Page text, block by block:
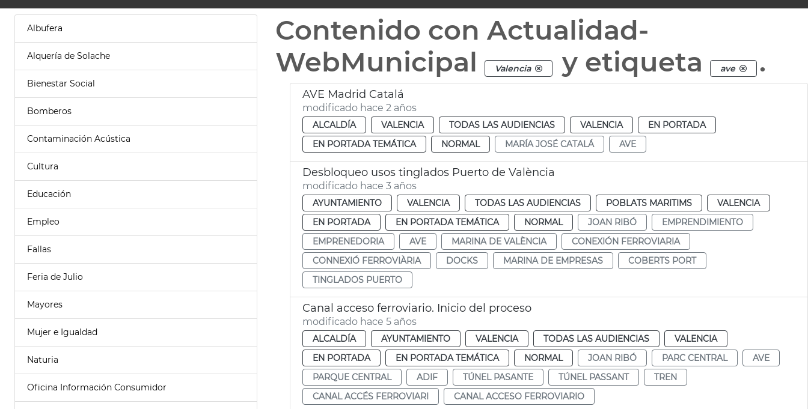
Albufera
Alquería de Solache
Bienestar Social
Bomberos
Contaminación Acústica
Cultura
Educación
Empleo
Fallas
Feria de Julio
Mayores
Mujer e Igualdad
Naturia
Oficina Información Consumidor
Contenido con Actualidad-
WebMunicipal
Valencia y etiqueta ave .
AVE Madrid Catalá
modificado hace 2 años
ALCALDÍA VALENCIA TODAS LAS AUDIENCIAS VALENCIA
EN PORTADA
EN PORTADA TEMÁTICA
NORMAL MARÍA JOSÉ CATALÁ AVE
Desbloqueo usos tinglados Puerto de València
modificado hace 3 años
AYUNTAMIENTO VALENCIA TODAS LAS AUDIENCIAS POBLATS MARITIMS
VALENCIA
EN PORTADA
EN PORTADA TEMÁTICA NORMAL JOAN RIBÓ
EMPRENDIMIENTO
EMPRENEDORIA
AVE MARINA DE VALÈNCIA
CONEXIÓN FERROVIARIA
CONNEXIÓ FERROVIÀRIA
DOCKS MARINA DE EMPRESAS
COBERTS PORT
TINGLADOS PUERTO
Canal acceso ferroviario. Inicio del proceso
modificado hace 5 años
ALCALDÍA AYUNTAMIENTO VALENCIA TODAS LAS AUDIENCIAS
VALENCIA
EN PORTADA
EN PORTADA TEMÁTICA NORMAL JOAN RIBÓ PARC CENTRAL
AVE
PARQUE CENTRAL
ADIF TÚNEL PASANTE TÚNEL PASSANT
TREN
CANAL ACCÉS FERROVIARI
CANAL ACCESO FERROVIARIO